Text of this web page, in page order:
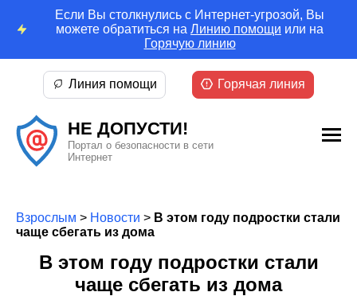
Если Вы столкнулись с Интернет-угрозой, Вы
можете обратиться на Линию помощи или на
Горячую линию
НЕ ДОПУСТИ!
Портал о безопасности в сети
Интернет
Линия помощи Горячая линия
Взрослым > Новости > В этом году подростки стали
чаще сбегать из дома
В этом году подростки стали
чаще сбегать из дома